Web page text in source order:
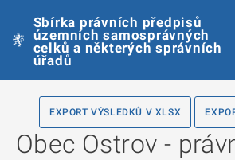
Sbírka právních předpisů
územních samosprávných
celků a některých správních
úřadů
EXPORT VÝSLEDKŮ V XLSX
Obec Ostrov -